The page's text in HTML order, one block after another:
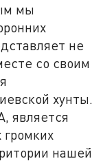
мы
не
со своим
хунты.
является
нашей